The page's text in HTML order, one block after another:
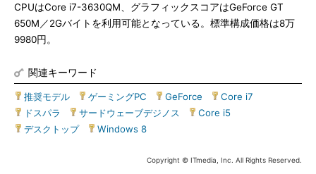
CPUはCore i7-3630QM、グラフィックスコアはGeForce GT
650M／2Gバイトを利用可能となっている。標準構成価格は8万
9980円。
関連キーワード
推奨モデル ゲーミングPC GeForce Core i7
ドスパラ
サードウェーブデジノス Core i5
デスクトップ| Windows 8
Copyright © ITmedia, Inc. All Rights Reserved.